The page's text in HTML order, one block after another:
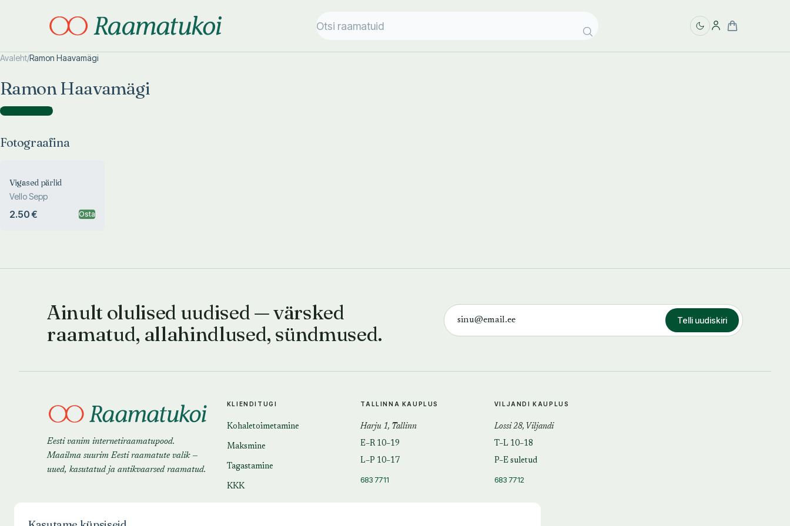
Avaleht/Ramon Haavamägi
Ramon Haavamägi
Fotograafina )
Fotograafina
Vigased pärlid
Vello Sepp
2.50 € Osta
Ainult olulised uudised — värsked
raamatud, allahindlused, sündmused.
Telli uudiskiri
Eesti vanim internetiraamatupood.
Maailma suurim Eesti raamatute valik —
uued, kasutatud ja antikvaarsed raamatud.
KLIENDITUGI
Kohaletoimetamine
Maksmine
Tagastamine
KKK
TALLINNA KAUPLUS
Harju 1, Tallinn
E–R 10–19
L–P 10–17
683 7711
VILJANDI KAUPLUS
Lossi 28, Viljandi
T–L 10–18
P–E suletud
683 7712